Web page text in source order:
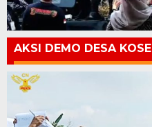
AKSI DEMO DESA